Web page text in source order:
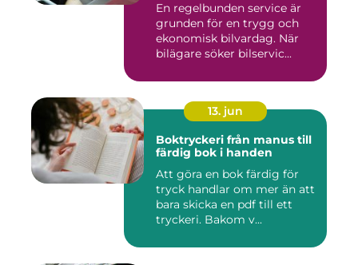
En regelbunden service är
grunden för en trygg och
ekonomisk bilvardag. När
bilägare söker bilservic...
13. jun
Boktryckeri från manus till
färdig bok i handen
Att göra en bok färdig för
tryck handlar om mer än att
bara skicka en pdf till ett
tryckeri. Bakom v...